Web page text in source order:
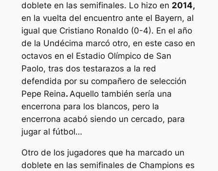
doblete en las semifinales. Lo hizo en 2014,
en la vuelta del encuentro ante el Bayern, al
igual que Cristiano Ronaldo (0-4). En el año
de la Undécima marcó otro, en este caso en
octavos en el Estadio Olímpico de San
Paolo, tras dos testarazos a la red
defendida por su compañero de selección
Pepe Reina. Aquello también sería una
encerrona para los blancos, pero la
encerrona acabó siendo un cercado, para
jugar al fútbol…
Otro de los jugadores que ha marcado un
doblete en las semifinales de Champions es